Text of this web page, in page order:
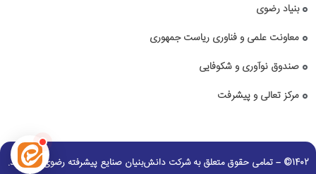
بنیاد رضوی
معاونت علمی و فناوری ریاست جمهوری
صندوق نوآوری و شکوفایی
مرکز تعالی و پیشرفت
1402© – تمامی حقوق متعلق به شرکت دانش‌بنیان صنایع پیشرفته رضوی می باشد.